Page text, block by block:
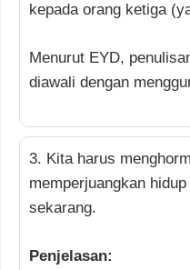
kepada orang ketiga
Menurut EYD,
diawali dengan
3. Kita harus
memperjuangkan
sekarang.
Penjelasan: